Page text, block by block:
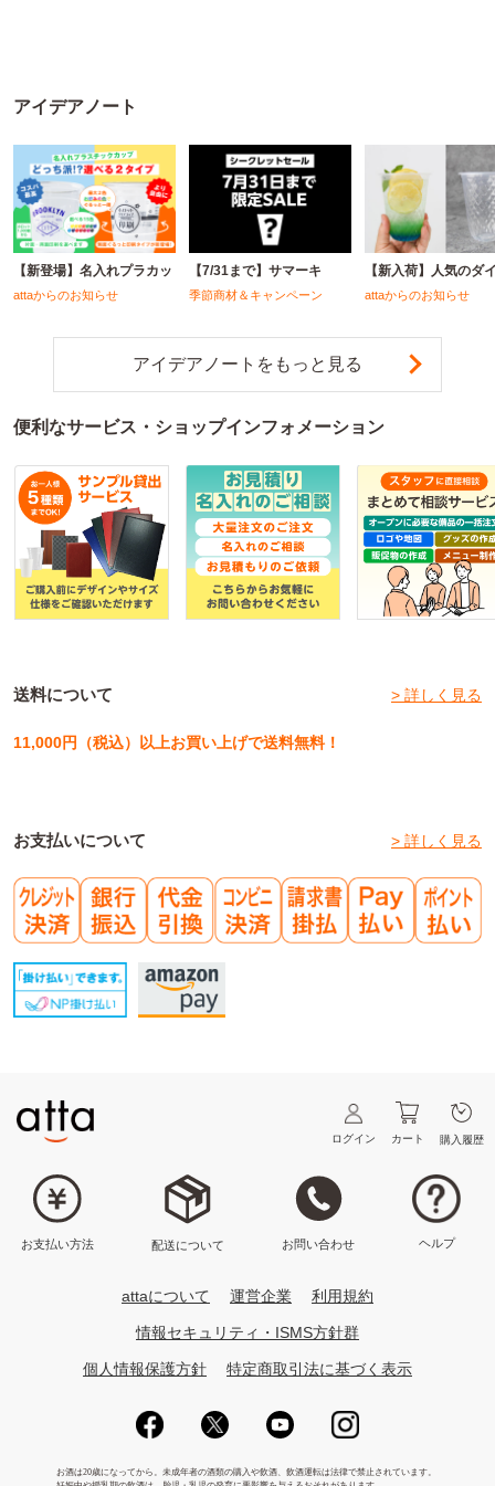
アイデアノート
【新登場】名入れプラカッ
attaからのお知らせ
【7/31まで】サマーキ
季節商材＆キャンペーン
【新入荷】人気のダ
attaからのお知らせ
アイデアノートをもっと見る
便利なサービス・ショップインフォメーション
送料について > 詳しく見る
11,000円（税込）以上お買い上げで送料無料！
お支払いについて > 詳しく見る
ログイン カート 購入履歴
お支払い方法 配送について お問い合わせ ヘルプ
attaについて 運営企業 利用規約
情報セキュリティ・ISMS方針群
個人情報保護方針 特定商取引法に基づく表示